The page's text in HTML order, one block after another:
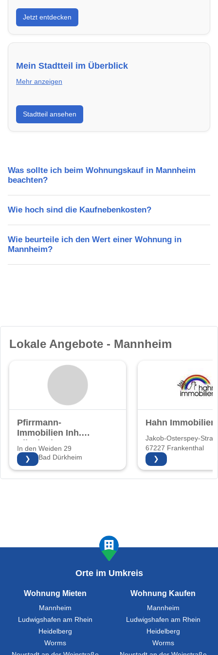
Entdecke Neubauprojekte in Mannheim – modern,
energieeffizient und sofort bezugsfertig.
Jetzt entdecken
Mein Stadtteil im Überblick
Mehr anzeigen
Erfahre mehr über deinen Stadtteil in Mannheim:
Lebensqualität, Verkehrsanbindung, Schulen,
Freizeitmöglichkeiten und Mietpreise.
Stadtteil ansehen
Was sollte ich beim Wohnungskauf in Mannheim
beachten?
Wie hoch sind die Kaufnebenkosten?
Wie beurteile ich den Wert einer Wohnung in
Mannheim?
Lokale Angebote - Mannheim
Pfirrmann-
Immobilien Inh.
Elisabeth
Pfirrmann
In den Weiden 29
67098 Bad Dürkheim
❯
Hahn Immobilien
Jakob-Osterspey-
67227 Frankenthal
❯
Orte im Umkreis
Wohnung Mieten
Mannheim
Ludwigshafen am Rhein
Heidelberg
Worms
Wohnung Kaufen
Mannheim
Ludwigshafen am Rhein
Heidelberg
Worms